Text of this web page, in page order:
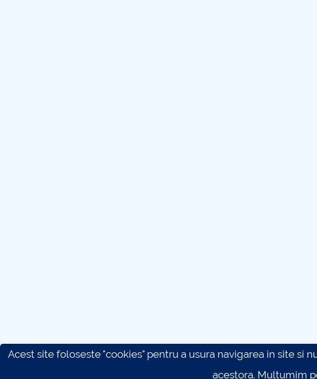
Acest site foloseste "cookies" pentru a usura navigarea in site
acestora. Multumim